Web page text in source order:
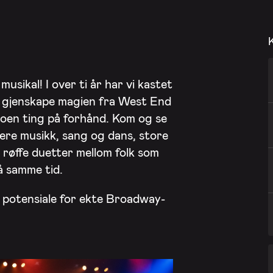
I over ti år har vi kastet
magien fra West End
ting på forhånd. Kom og se
musikk, sang og dans, store
duetter mellom folk som
samme tid.
for ekte Broadway-